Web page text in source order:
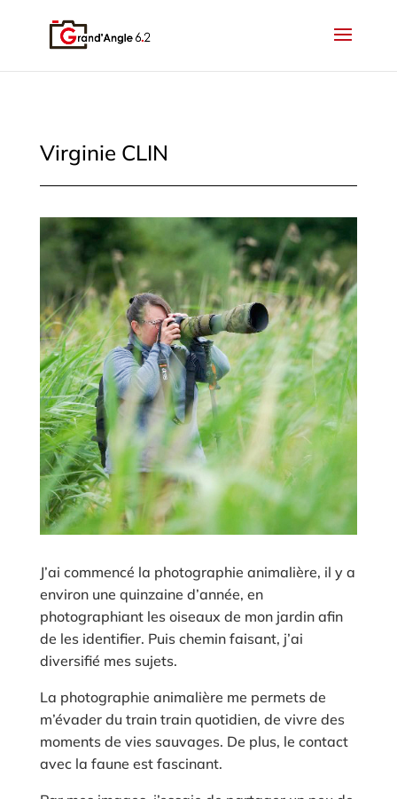
Virginie CLIN
J’ai commencé la photographie animalière, il y a
environ une quinzaine d’année, en
photographiant les oiseaux de mon jardin afin
de les identifier. Puis chemin faisant, j’ai
diversifié mes sujets.
La photographie animalière me permets de
m’évader du train train quotidien, de vivre des
moments de vies sauvages. De plus, le contact
avec la faune est fascinant.